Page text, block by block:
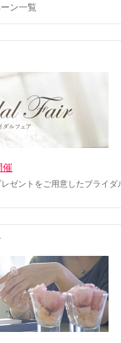
ン一覧
催
ゼントをご用意したブライダ